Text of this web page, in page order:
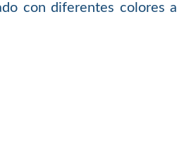
con diferentes colores a